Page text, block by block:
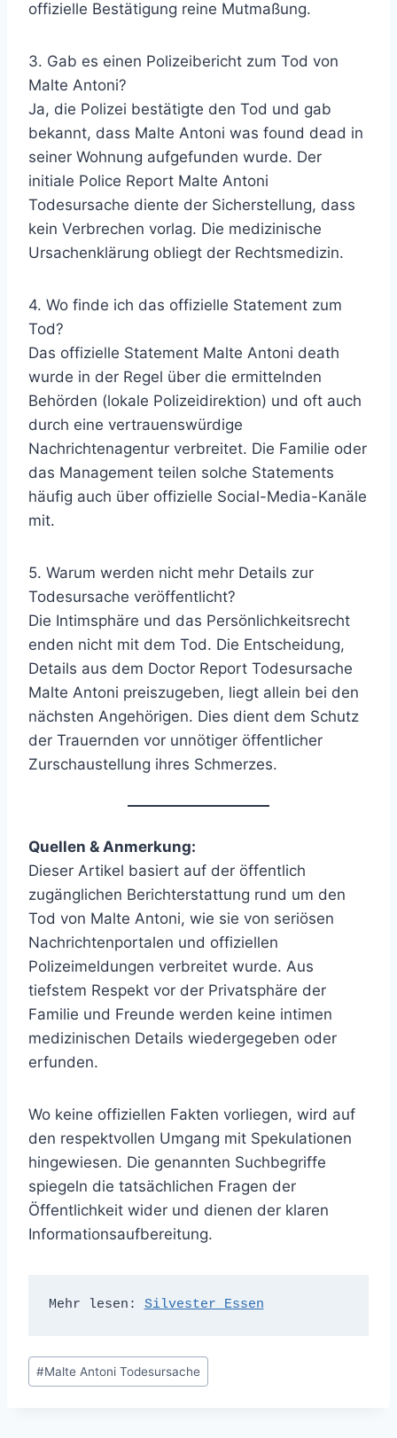
offizielle Bestätigung reine Mutmaßung.
3. Gab es einen Polizeibericht zum Tod von
Malte Antoni?
Ja, die Polizei bestätigte den Tod und gab
bekannt, dass Malte Antoni was found dead in
seiner Wohnung aufgefunden wurde. Der
initiale Police Report Malte Antoni
Todesursache diente der Sicherstellung, dass
kein Verbrechen vorlag. Die medizinische
Ursachenklärung obliegt der Rechtsmedizin.
4. Wo finde ich das offizielle Statement zum
Tod?
Das offizielle Statement Malte Antoni death
wurde in der Regel über die ermittelnden
Behörden (lokale Polizeidirektion) und oft auch
durch eine vertrauenswürdige
Nachrichtenagentur verbreitet. Die Familie oder
das Management teilen solche Statements
häufig auch über offizielle Social-Media-Kanäle
mit.
5. Warum werden nicht mehr Details zur
Todesursache veröffentlicht?
Die Intimsphäre und das Persönlichkeitsrecht
enden nicht mit dem Tod. Die Entscheidung,
Details aus dem Doctor Report Todesursache
Malte Antoni preiszugeben, liegt allein bei den
nächsten Angehörigen. Dies dient dem Schutz
der Trauernden vor unnötiger öffentlicher
Zurschaustellung ihres Schmerzes.
Quellen & Anmerkung:
Dieser Artikel basiert auf der öffentlich
zugänglichen Berichterstattung rund um den
Tod von Malte Antoni, wie sie von seriösen
Nachrichtenportalen und offiziellen
Polizeimeldungen verbreitet wurde. Aus
tiefstem Respekt vor der Privatsphäre der
Familie und Freunde werden keine intimen
medizinischen Details wiedergegeben oder
erfunden.
Wo keine offiziellen Fakten vorliegen, wird auf
den respektvollen Umgang mit Spekulationen
hingewiesen. Die genannten Suchbegriffe
spiegeln die tatsächlichen Fragen der
Öffentlichkeit wider und dienen der klaren
Informationsaufbereitung.
Mehr lesen: Silvester Essen
Post
Tags:
#Malte Antoni Todesursache